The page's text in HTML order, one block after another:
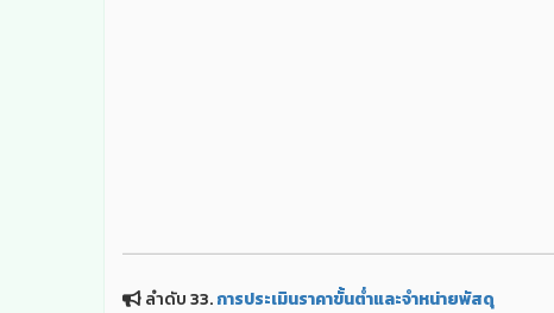
ลำดับ 33.การประเมินราคาขั้นต่ำและจำหน่ายพัสดุ